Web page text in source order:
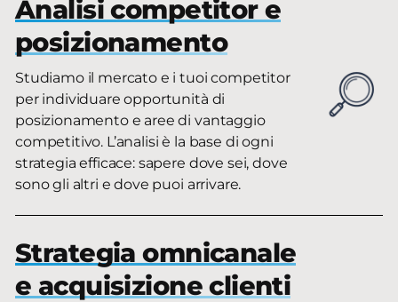
Analisi competitor e
posizionamento
Studiamo il mercato e i tuoi competitor
per individuare opportunità di
posizionamento e aree di vantaggio
competitivo. L’analisi è la base di ogni
strategia efficace: sapere dove sei, dove
sono gli altri e dove puoi arrivare.
Strategia omnicanale
e acquisizione clienti